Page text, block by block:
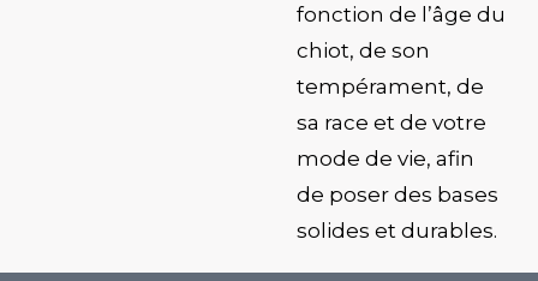
fonction de l’âge du
chiot, de son
tempérament, de
sa race et de votre
mode de vie, afin
de poser des bases
solides et durables.